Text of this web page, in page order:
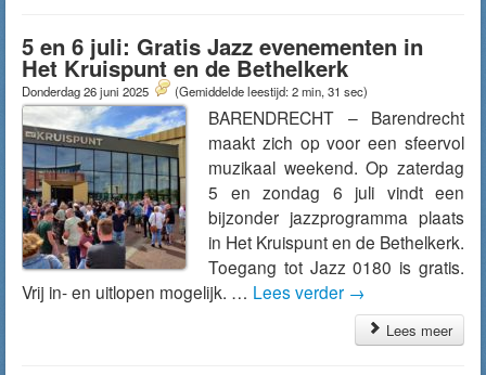
5 en 6 juli: Gratis Jazz evenementen in
Het Kruispunt en de Bethelkerk
Donderdag 26 juni 2025 (Gemiddelde leestijd: 2 min, 31 sec)
BARENDRECHT – Barendrecht
maakt zich op voor een sfeervol
muzikaal weekend. Op zaterdag
5 en zondag 6 juli vindt een
bijzonder jazzprogramma plaats
in Het Kruispunt en de Bethelkerk.
Toegang tot Jazz 0180 is gratis.
Vrij in- en uitlopen mogelijk. … Lees verder →
Lees meer